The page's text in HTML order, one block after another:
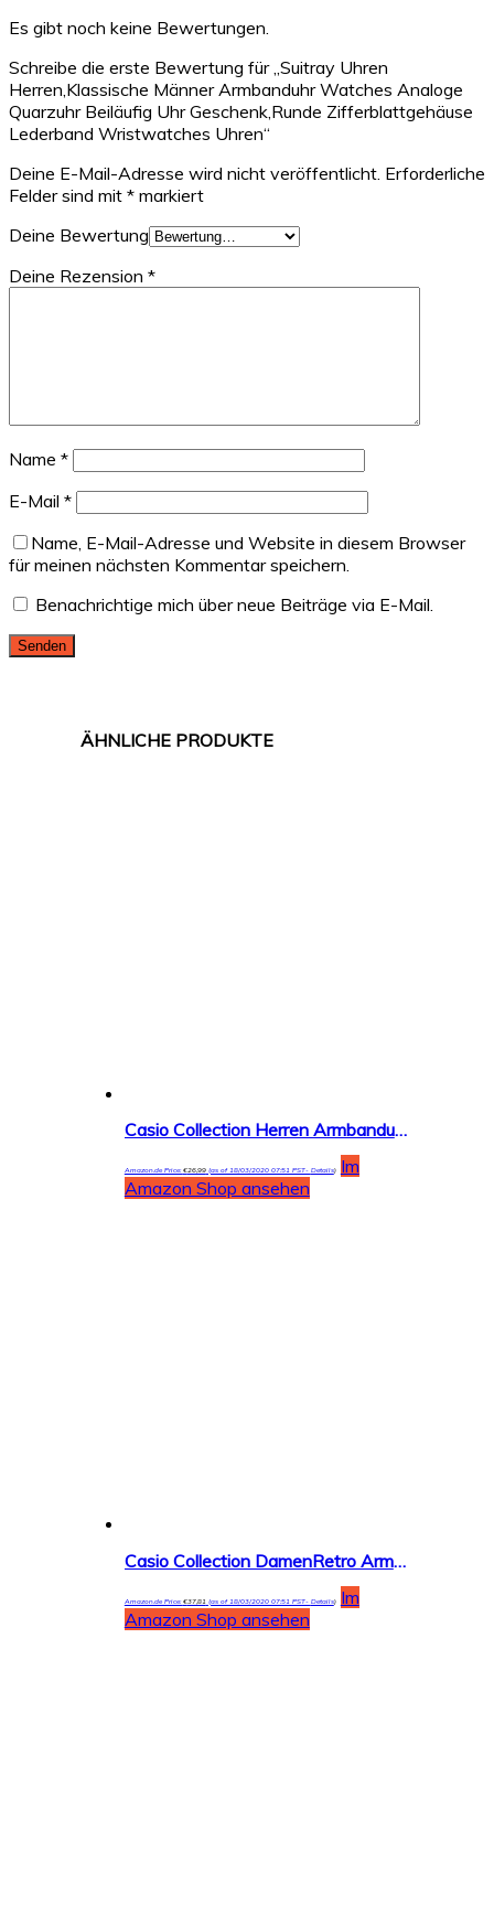
Es gibt noch keine Bewertungen.
Schreibe die erste Bewertung für „Suitray Uhren
Herren,Klassische Männer Armbanduhr Watches Analoge
Quarzuhr Beiläufig Uhr Geschenk,Runde Zifferblattgehäuse
Lederband Wristwatches Uhren“
Deine E-Mail-Adresse wird nicht veröffentlicht. Erforderliche
Felder sind mit * markiert
Deine Bewertung
Deine Rezension *
Name *
E-Mail *
Name, E-Mail-Adresse und Website in diesem Browser
für meinen nächsten Kommentar speichern.
Benachrichtige mich über neue Beiträge via E-Mail.
Casio Collection Herren Armbanduhr MTP-1302PL
Amazon.de Price:€26,99(as of 18/03/2020 07:51 PST- Details)
Im
Amazon Shop ansehen
Casio Collection DamenRetro Armbanduhr LA680WEGA
Amazon.de Price:€37,81(as of 18/03/2020 07:51 PST- Details)
Im
Amazon Shop ansehen